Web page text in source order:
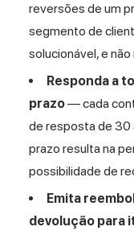
reversões de um
segmento de
solucionável, e
Responda a
prazo— cada
de resposta de 30
prazo resulta na
possibilidade de
Emita
devolução para